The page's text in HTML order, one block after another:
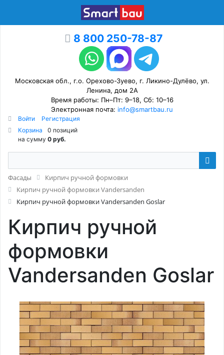
8 800 250-78-87
Московская обл., г.о. Орехово-Зуево, г. Ликино-Дулёво, ул.
Ленина, дом 2А
Время работы: Пн–Пт: 9–18, Сб: 10–16
Электронная почта: info@smartbau.ru
Войти
Регистрация
Корзина
0 позиций
на сумму 0 руб.
Фасады
Кирпич ручной формовки
Кирпич ручной формовки Vandersanden
Кирпич ручной формовки Vandersanden Goslar
Кирпич ручной
формовки
Vandersanden Goslar